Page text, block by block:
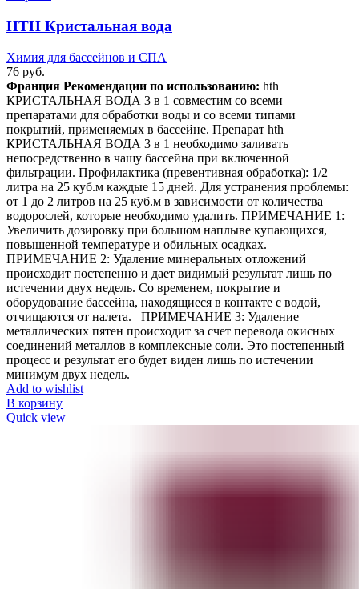
HTH Кристальная вода
Химия для бассейнов и СПА
76 руб.
Франция Рекомендации по использованию: hth
КРИСТАЛЬНАЯ ВОДА 3 в 1 совместим со всеми
препаратами для обработки воды и со всеми типами
покрытий, применяемых в бассейне. Препарат hth
КРИСТАЛЬНАЯ ВОДА 3 в 1 необходимо заливать
непосредственно в чашу бассейна при включенной
фильтрации. Профилактика (превентивная обработка): 1/2
литра на 25 куб.м каждые 15 дней. Для устранения проблемы:
от 1 до 2 литров на 25 куб.м в зависимости от количества
водорослей, которые необходимо удалить. ПРИМЕЧАНИЕ 1:
Увеличить дозировку при большом наплыве купающихся,
повышенной температуре и обильных осадках.
ПРИМЕЧАНИЕ 2: Удаление минеральных отложений
происходит постепенно и дает видимый результат лишь по
истечении двух недель. Со временем, покрытие и
оборудование бассейна, находящиеся в контакте с водой,
отчищаются от налета. ПРИМЕЧАНИЕ 3: Удаление
металлических пятен происходит за счет перевода окисных
соединений металлов в комплексные соли. Это постепенный
процесс и результат его будет виден лишь по истечении
минимум двух недель.
Add to wishlist
В корзину
Quick view